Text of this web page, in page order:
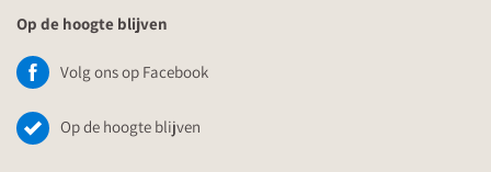
Op de hoogte blijven
Volg ons op Facebook
Op de hoogte blijven